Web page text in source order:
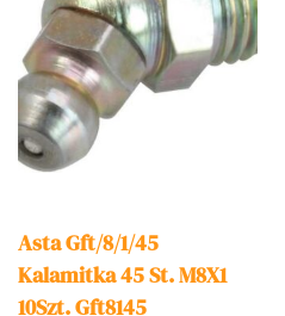
Asta Gft/8/1/45
Kalamitka 45 St. M8X1
10Szt. Gft8145